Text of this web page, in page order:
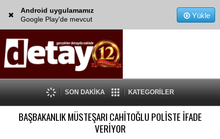
Android uygulamamız
Google Play'de mevcut
Yükle
SON DAKİKA KATEGORİLER
BAŞBAKANLIK MÜSTEŞARI CAHİTOĞLU POLİSTE İFADE
VERİYOR